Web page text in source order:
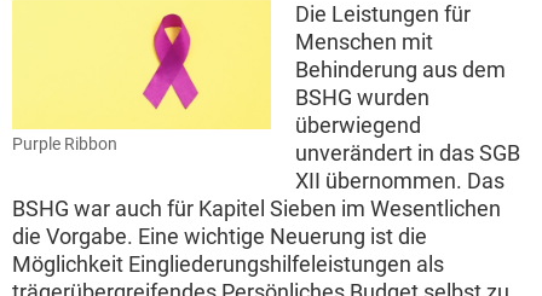
Purple Ribbon
Die Leistungen für
Menschen mit
Behinderung aus dem
BSHG wurden
überwiegend
unverändert in das SGB
XII übernommen. Das
BSHG war auch für Kapitel Sieben im Wesentlichen
die Vorgabe. Eine wichtige Neuerung ist die
Möglichkeit Eingliederungshilfeleistungen als